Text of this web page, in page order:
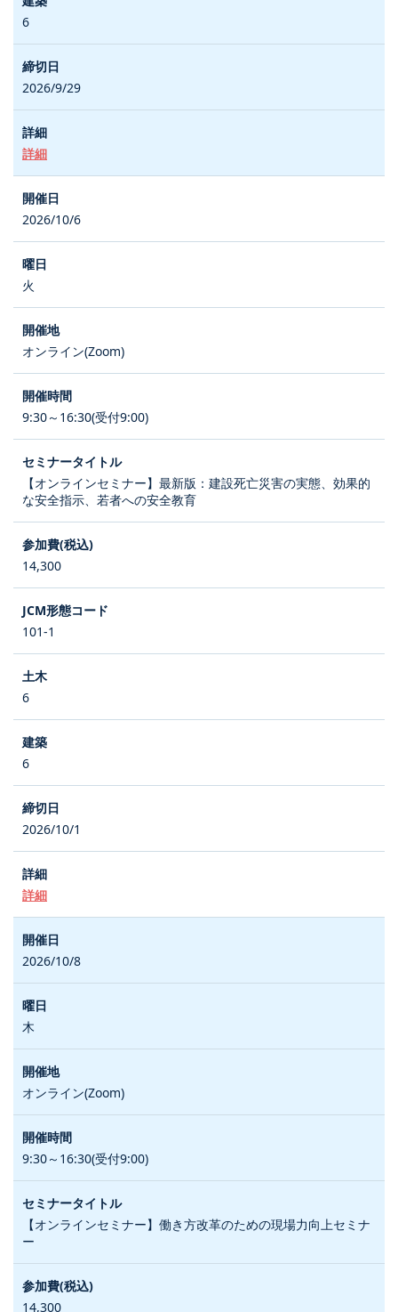
6
2026/9/29
詳細
2026/10/6
火
オンライン(Zoom)
9:30～16:30(受付9:00)
【オンラインセミナー】最新版：建設死亡災害の実態、効果的
な安全指示、若者への安全教育
14,300
101-1
6
6
2026/10/1
詳細
2026/10/8
木
オンライン(Zoom)
9:30～16:30(受付9:00)
【オンラインセミナー】働き方改革のための現場力向上セミナ
ー
14,300